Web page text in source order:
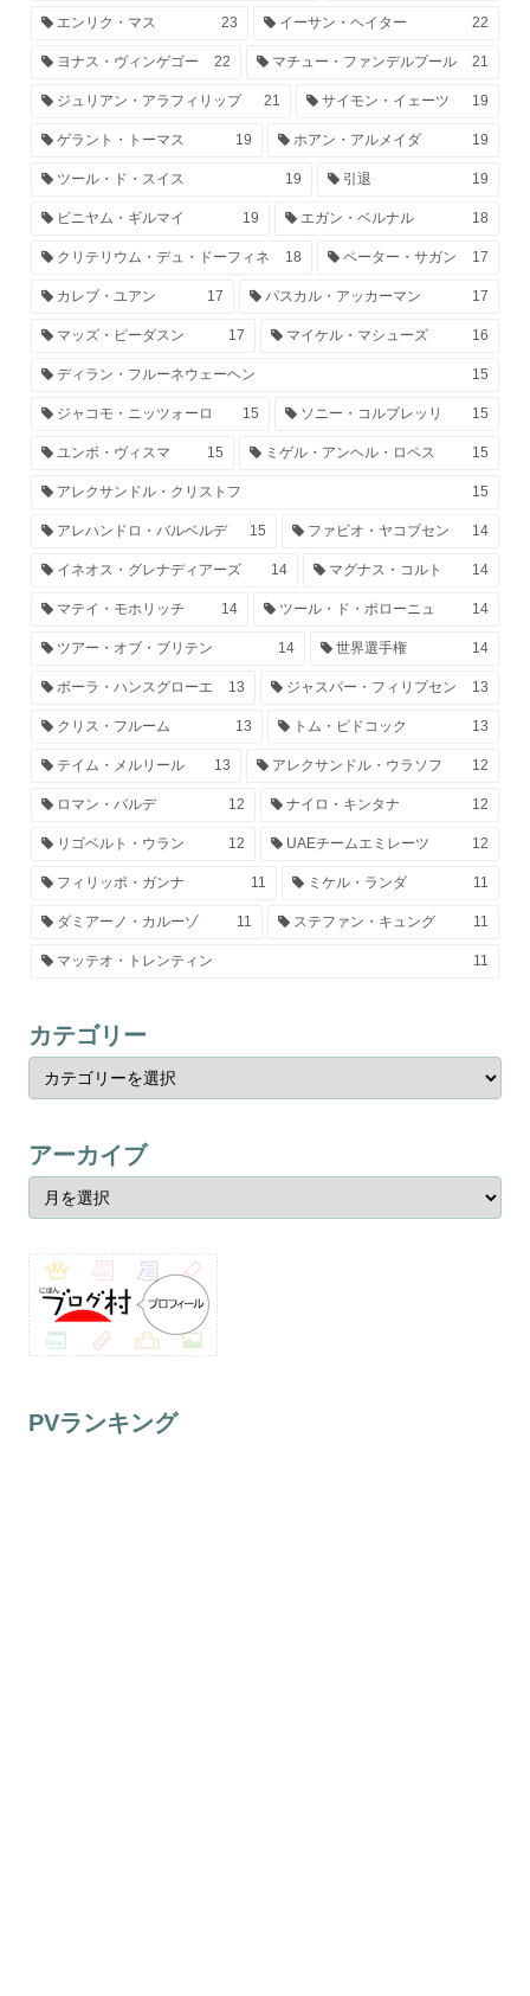
エンリク・マス 23 イーサン・ヘイター 22
ヨナス・ヴィンゲゴー 22 マチュー・ファンデルプール 21
ジュリアン・アラフィリップ 21 サイモン・イェーツ 19
ゲラント・トーマス 19 ホアン・アルメイダ 19
ツール・ド・スイス 19 引退 19
ビニヤム・ギルマイ 19 エガン・ベルナル 18
クリテリウム・デュ・ドーフィネ 18 ペーター・サガン 17
カレブ・ユアン 17 パスカル・アッカーマン 17
マッズ・ピーダスン 17 マイケル・マシューズ 16
ディラン・フルーネウェーヘン 15
ジャコモ・ニッツォーロ 15 ソニー・コルブレッリ 15
ユンボ・ヴィスマ 15 ミゲル・アンヘル・ロペス 15
アレクサンドル・クリストフ 15
アレハンドロ・バルベルデ 15 ファビオ・ヤコブセン 14
イネオス・グレナディアーズ 14 マグナス・コルト 14
マテイ・モホリッチ 14 ツール・ド・ポローニュ 14
ツアー・オブ・ブリテン 14 世界選手権 14
ボーラ・ハンスグローエ 13 ジャスパー・フィリプセン 13
クリス・フルーム 13 トム・ピドコック 13
テイム・メルリール 13 アレクサンドル・ウラソフ 12
ロマン・バルデ 12 ナイロ・キンタナ 12
リゴベルト・ウラン 12 UAEチームエミレーツ 12
フィリッポ・ガンナ 11 ミケル・ランダ 11
ダミアーノ・カルーゾ 11 ステファン・キュング 11
マッテオ・トレンティン 11
カテゴリー
アーカイブ
PVランキング